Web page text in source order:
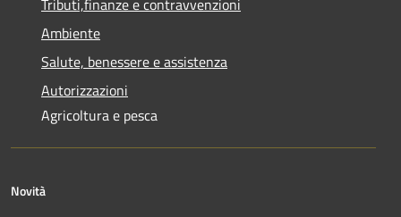
Tributi,finanze e contravvenzioni
Ambiente
Salute, benessere e assistenza
Autorizzazioni
Agricoltura e pesca
Novità